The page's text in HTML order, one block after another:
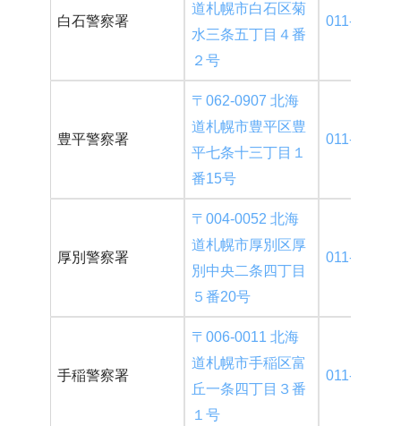
白石警察署
道札幌市白石区菊
水三条五丁目４番
２号
011-814-
豊平警察署
〒062-0907 北海
道札幌市豊平区豊
平七条十三丁目１
番15号
011-813-
厚別警察署
〒004-0052 北海
道札幌市厚別区厚
別中央二条四丁目
５番20号
011-896-
手稲警察署
〒006-0011 北海
道札幌市手稲区富
丘一条四丁目３番
１号
011-686-